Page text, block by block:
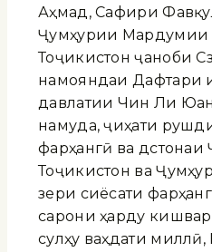
Аҳмад, Сафири
Ҷумҳурии Мардумии
Тоҷикистон ҷаноби
намояндаи Дафтари
давлатии Чин Ли
намуда, ҷиҳати
фарҳангӣ ва
Тоҷикистон ва
зери сиёсати
сарони ҳарду
сулҳу ваҳдати